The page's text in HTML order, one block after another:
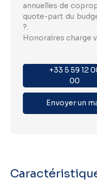
annuelles de
quote-part du
?.
Honoraires charge
+33 5 59 12
00
Envoyer un